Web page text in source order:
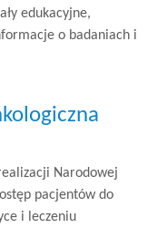
edukacyjne,
o badaniach i
Narodowej
pacjentów do
i leczeniu